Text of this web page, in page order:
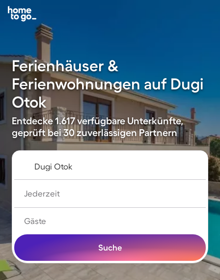
Ferienhäuser &
Ferienwohnungen auf Dugi
Otok
Entdecke 1.617 verfügbare Unterkünfte,
geprüft bei 30 zuverlässigen Partnern
Jederzeit
Gäste
Suche